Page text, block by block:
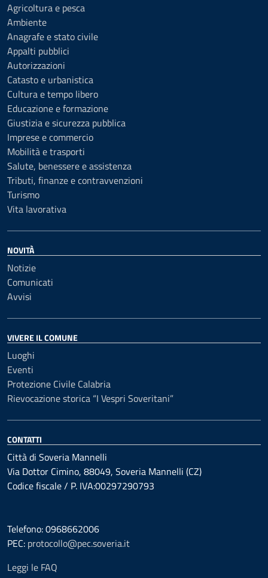
Agricoltura e pesca
Ambiente
Anagrafe e stato civile
Appalti pubblici
Autorizzazioni
Catasto e urbanistica
Cultura e tempo libero
Educazione e formazione
Giustizia e sicurezza pubblica
Imprese e commercio
Mobilità e trasporti
Salute, benessere e assistenza
Tributi, finanze e contravvenzioni
Turismo
Vita lavorativa
NOVITÀ
Notizie
Comunicati
Avvisi
VIVERE IL COMUNE
Luoghi
Eventi
Protezione Civile Calabria
Rievocazione storica “I Vespri Soveritani”
CONTATTI
Città di Soveria Mannelli
Via Dottor Cimino, 88049, Soveria Mannelli (CZ)
Codice fiscale / P. IVA:00297290793
Telefono: 0968662006
PEC: protocollo@pec.soveria.it
Leggi le FAQ